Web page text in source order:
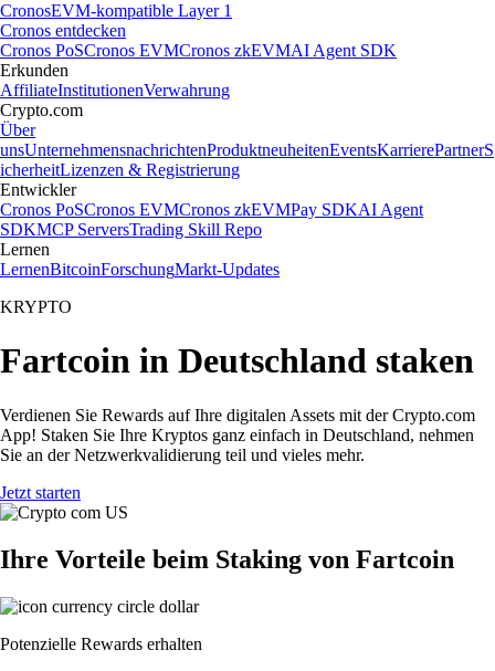
CronosEVM-kompatible Layer 1
Cronos entdecken
Cronos PoSCronos EVMCronos zkEVMAI Agent SDK
Erkunden
AffiliateInstitutionenVerwahrung
Crypto.com
Über
unsUnternehmensnachrichtenProduktneuheitenEventsKarrierePartnerS
icherheitLizenzen & Registrierung
Entwickler
Cronos PoSCronos EVMCronos zkEVMPay SDKAI Agent
SDKMCP ServersTrading Skill Repo
Lernen
LernenBitcoinForschungMarkt-Updates
KRYPTO
Fartcoin in Deutschland staken
Verdienen Sie Rewards auf Ihre digitalen Assets mit der Crypto.com
App! Staken Sie Ihre Kryptos ganz einfach in Deutschland, nehmen
Sie an der Netzwerkvalidierung teil und vieles mehr.
Jetzt starten
Ihre Vorteile beim Staking von Fartcoin
Potenzielle Rewards erhalten